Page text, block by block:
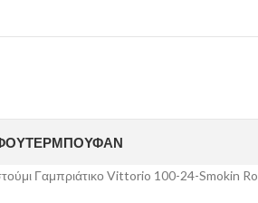
ΜΠΟΥΦΆΝ
Γαμπριάτικο Vittorio 100-24-Smokin